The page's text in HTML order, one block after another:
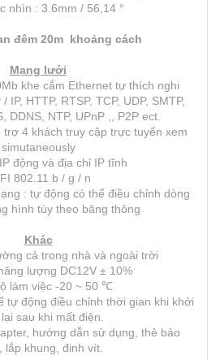
nhìn : 3.6mm / 56,14 °
đêm 20m khoảng cách
Mạng lưới
khe cắm Ethernet tự thích nghi
HTTP, RTSP, TCP, UDP, SMTP,
DDNS, NTP, UPnP ,, P2P ect.
trợ 4 khách truy cập trực tuyến xem
simutaneously
động và địa chỉ IP tĩnh
802.11 b / g / n
: tự động có thể điều chỉnh dòng
hình tùy theo băng thông
Khác
cả trong nhà và ngoài trời
lượng DC12V ± 10%
làm việc -20 ~ 50 ℃
tự động điều chỉnh thời gian khi khởi
sau khi mất điện.
hướng dẫn sử dụng, thẻ bảo
lắp khung, đinh vít.